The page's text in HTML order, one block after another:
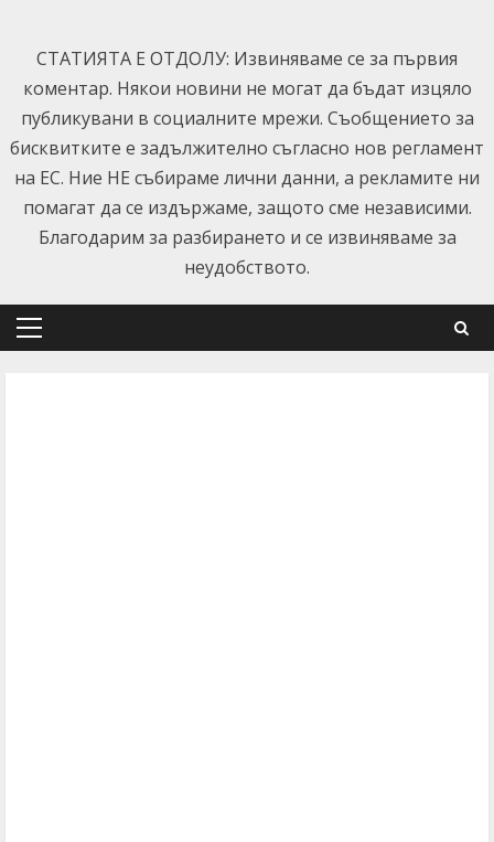
content
СТАТИЯТА Е ОТДОЛУ: Извиняваме се за първия
коментар. Някои новини не могат да бъдат изцяло
публикувани в социалните мрежи. Съобщението за
бисквитките е задължително съгласно нов регламент
на ЕС. Ние НЕ събираме лични данни, а рекламите ни
помагат да се издържаме, защото сме независими.
Благодарим за разбирането и се извиняваме за
неудобството.
Primary